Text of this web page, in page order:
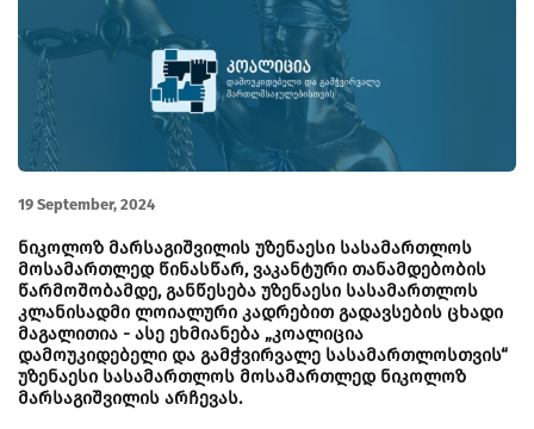
19 September, 2024
ნიკოლოზ მარსაგიშვილის უზენაესი სასამართლოს
მოსამართლედ წინასწარ, ვაკანტური თანამდებობის
წარმოშობამდე, განწესება უზენაესი სასამართლოს
კლანისადმი ლოიალური კადრებით გადავსების ცხადი
მაგალითია - ასე ეხმიანება „კოალიცია
დამოუკიდებელი და გამჭვირვალე სასამართლოსთვის“
უზენაესი სასამართლოს მოსამართლედ ნიკოლოზ
მარსაგიშვილის არჩევას.